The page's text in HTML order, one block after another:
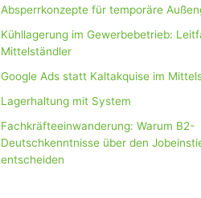
Absperrkonzepte für temporäre
Kühllagerung im Gewerbebetrieb:
Mittelständler
Google Ads statt Kaltakquise im
Lagerhaltung mit System
Fachkräfteeinwanderung: Warum B2-
Deutschkenntnisse über den
entscheiden